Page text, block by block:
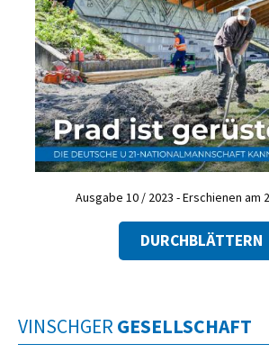
Ausgabe 10 / 2023 - Erschienen am
DURCHBLÄTTERN
VINSCHGER GESELLSCHAFT